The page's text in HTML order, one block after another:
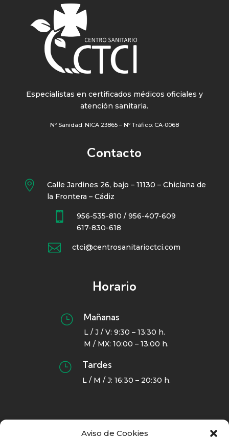
Aviso de Cookies
Especialistas en certificados médicos oficiales y
atención sanitaria.
Nº Sanidad: NICA 23865 – Nº Tráfico: CA-0068
Contacto

Calle Jardines 26, bajo – 11130 – Chiclana de
la Frontera – Cádiz

956-535-810 / 956-407-609
617-830-618
 ctci@centrosanitarioctci.com
Horario
} Mañanas
L / J / V: 9:30 – 13:30 h.
M / MX: 10:00 – 13:00 h.
} Tardes
L / M / J: 16:30 – 20:30 h.
Navegación